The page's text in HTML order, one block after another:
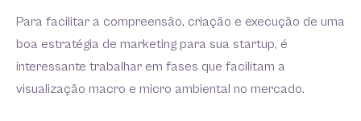
Para facilitar a compreensão, criação e execução de uma
boa estratégia de marketing para sua startup, é
interessante trabalhar em fases que facilitam a
visualização macro e micro ambiental no mercado.